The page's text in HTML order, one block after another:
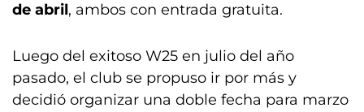
de abril, ambos con entrada gratuita.
Luego del exitoso W25 en julio del año
pasado, el club se propuso ir por más y
decidió organizar una doble fecha para marzo